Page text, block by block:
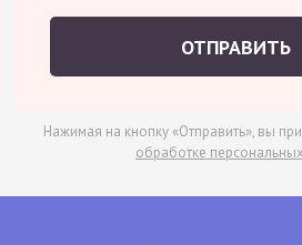
ОТПРАВИТЬ
Нажимая на кнопку «Отправить», вы
обработке